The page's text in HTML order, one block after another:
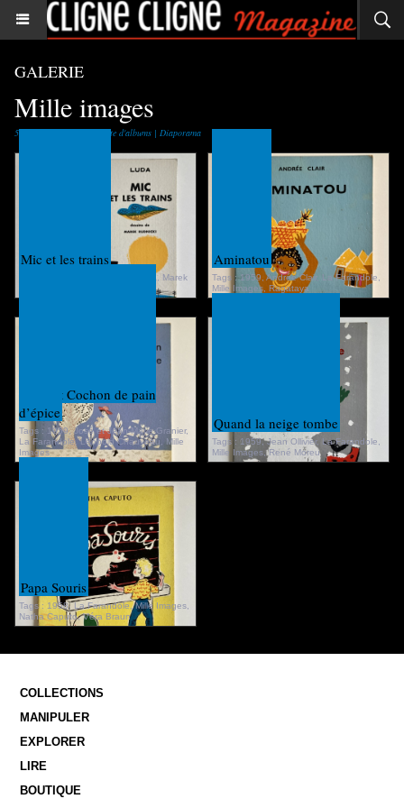
GALERIE
Mille images
5 photos |Revenir à la liste d'albums | Diaporama
Mic et les trains
Marek
Aminatou
Tags : 1959 ,Andrée Clair, La Farandole
Mille Images Ragataya
Le Petit Cochon de pain
d’épice
Tags : 1959,José et Jean-Marie Granier,
La Farandole,Léopold Chauveau
Mille
Images
Quand la neige tombe
Tags : 1959,Jean Ollivier, La Farandole
Mille Images ,René Moreu
Papa Souris
Tags : 1958,La Farandole ,Mille Images
Natha Caputo,Véra Braun
COLLECTIONS
MANIPULER
EXPLORER
LIRE
BOUTIQUE